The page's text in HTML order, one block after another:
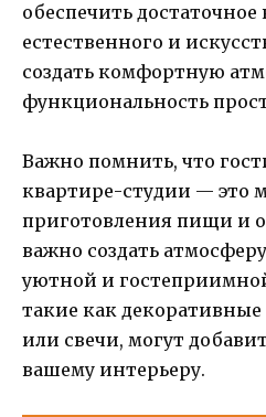
обеспечить достаточное
естественного и
создать комфортную
функциональность
Важно помнить, что
квартире-студии — это
приготовления пищи и
важно создать
уютной и
такие как
или свечи, могут
вашему интерьеру.